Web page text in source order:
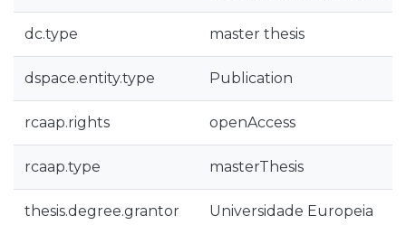
dc.type master thesis
dspace.entity.type Publication
rcaap.rights openAccess
rcaap.type masterThesis
thesis.degree.grantor Universidade Europeia